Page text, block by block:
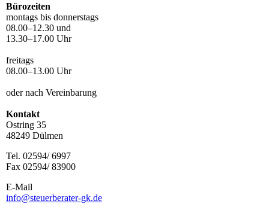
Bürozeiten
montags bis donnerstags
08.00–12.30 und
13.30–17.00 Uhr
freitags
08.00–13.00 Uhr
oder nach Vereinbarung
Kontakt
Ostring 35
48249 Dülmen
Tel. 02594/ 6997
Fax 02594/ 83900
E-Mail
info@steuerberater-gk.de